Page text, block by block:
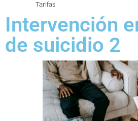
Tarifas
Intervención
de suicidio 2